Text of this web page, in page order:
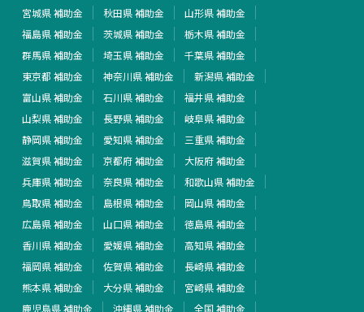
宮城県 補助金
秋田県 補助金
山形県 補助金
福島県 補助金
茨城県 補助金
栃木県 補助金
群馬県 補助金
埼玉県 補助金
千葉県 補助金
東京都 補助金
神奈川県 補助金
新潟県 補助金
富山県 補助金
石川県 補助金
福井県 補助金
山梨県 補助金
長野県 補助金
岐阜県 補助金
静岡県 補助金
愛知県 補助金
三重県 補助金
滋賀県 補助金
京都府 補助金
大阪府 補助金
兵庫県 補助金
奈良県 補助金
和歌山県 補助金
鳥取県 補助金
島根県 補助金
岡山県 補助金
広島県 補助金
山口県 補助金
徳島県 補助金
香川県 補助金
愛媛県 補助金
高知県 補助金
福岡県 補助金
佐賀県 補助金
長崎県 補助金
熊本県 補助金
大分県 補助金
宮崎県 補助金
鹿児島県 補助金
沖縄県 補助金
全国 補助金